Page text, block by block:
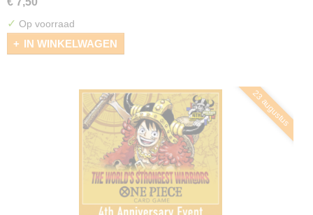
✓ Op voorraad
IN WINKELWAGEN
23 augustus